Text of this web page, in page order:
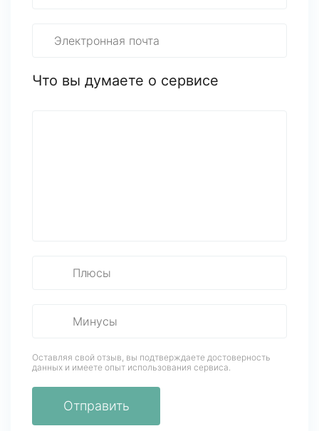
Что вы думаете о сервисе
Оставляя свой отзыв, вы подтверждаете достоверность
данных и имеете опыт использования сервиса.
Отправить